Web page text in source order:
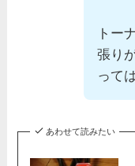
トー
張り
って
あわせて読みたい